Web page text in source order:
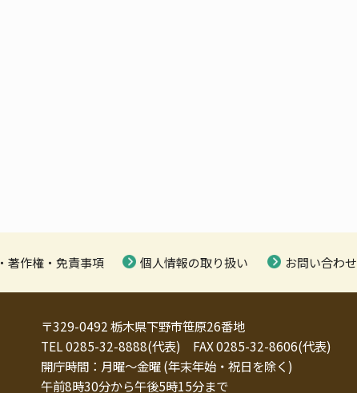
著作権・免責事項 個人情報の取り扱い お問い合わせ
〒329-0492 栃木県下野市笹原26番地
TEL 0285-32-8888(代表) FAX 0285-32-8606(代表)
開庁時間：月曜～金曜 (年末年始・祝日を除く)
午前8時30分から午後5時15分まで